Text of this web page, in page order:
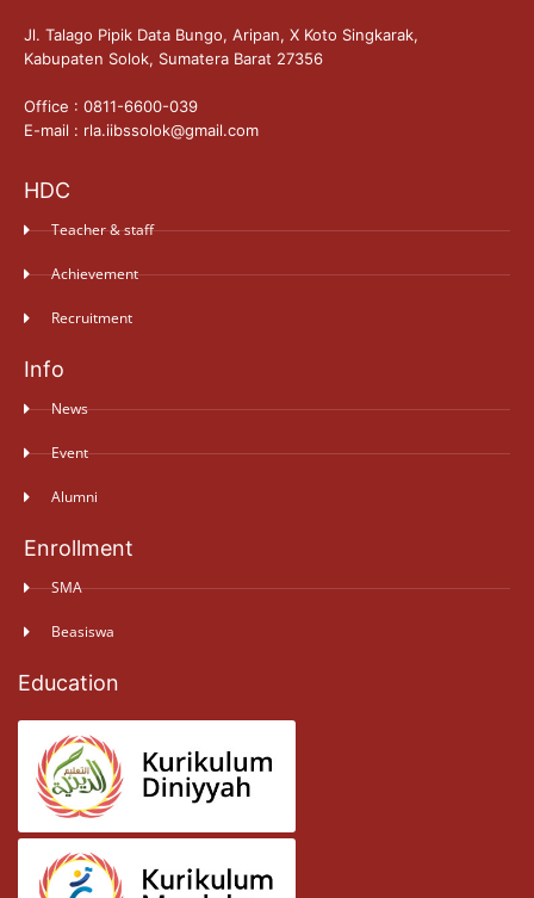
Jl. Talago Pipik Data Bungo, Aripan, X Koto Singkarak,
Kabupaten Solok, Sumatera Barat 27356
Office : 0811-6600-039
E-mail : rla.iibssolok@gmail.com
HDC
Teacher & staff
Achievement
Recruitment
Info
News
Event
Alumni
Enrollment
SMA
Beasiswa
Education